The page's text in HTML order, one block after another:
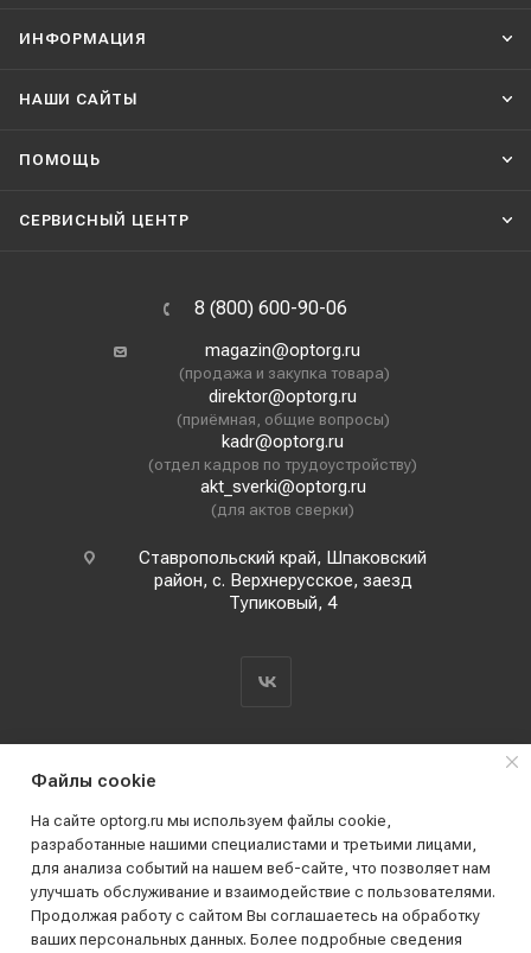
ИНФОРМАЦИЯ
НАШИ CАЙТЫ
ПОМОЩЬ
СЕРВИСНЫЙ ЦЕНТР
8 (800) 600-90-06
magazin@optorg.ru
(продажа и закупка товара)
direktor@optorg.ru
(приёмная, общие вопросы)
kadr@optorg.ru
(отдел кадров по трудоустройству)
akt_sverki@optorg.ru
(для актов сверки)
Ставропольский край, Шпаковский
район, с. Верхнерусское, заезд
Тупиковый, 4
2019 - 2026 © АО КПК "Ставропольстройопторг"
Все права защищены
Файлы cookie
На сайте optorg.ru мы используем файлы cookie,
разработанные нашими специалистами и третьими лицами,
для анализа событий на нашем веб-сайте, что позволяет нам
улучшать обслуживание и взаимодействие с пользователями.
Продолжая работу с сайтом Вы соглашаетесь на обработку
ваших персональных данных. Более подробные сведения